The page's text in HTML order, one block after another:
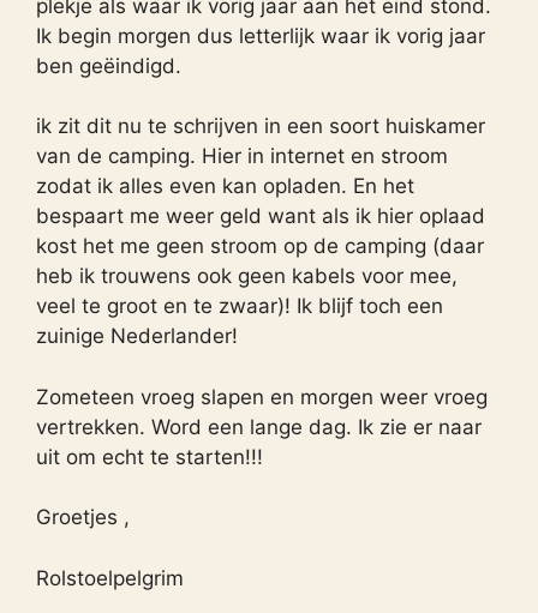
plekje als waar ik vorig jaar aan het eind stond.
Ik begin morgen dus letterlijk waar ik vorig jaar
ben geëindigd.
ik zit dit nu te schrijven in een soort huiskamer
van de camping. Hier in internet en stroom
zodat ik alles even kan opladen. En het
bespaart me weer geld want als ik hier oplaad
kost het me geen stroom op de camping (daar
heb ik trouwens ook geen kabels voor mee,
veel te groot en te zwaar)! Ik blijf toch een
zuinige Nederlander!
Zometeen vroeg slapen en morgen weer vroeg
vertrekken. Word een lange dag. Ik zie er naar
uit om echt te starten!!!
Groetjes ,
Rolstoelpelgrim